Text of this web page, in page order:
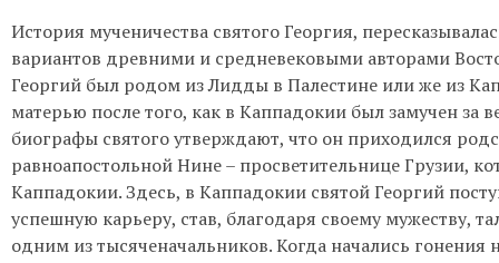
История мученичества святого Георгия,
вариантов древними и средневековыми авторами
Георгий был родом из Лидды в Палестине или же из
матерью после того, как в Каппадокии был замучен за
биографы святого утверждают, что он приходился
равноапостольной Нине – просветительнице Грузии,
Каппадокии. Здесь, в Каппадокии святой Георгий
успешную карьеру, став, благодаря своему мужеству,
одним из тысяченачальников. Когда начались гонения